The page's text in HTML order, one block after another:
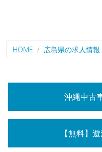
HOME 広島県の求人情報
沖縄中古
【無料】